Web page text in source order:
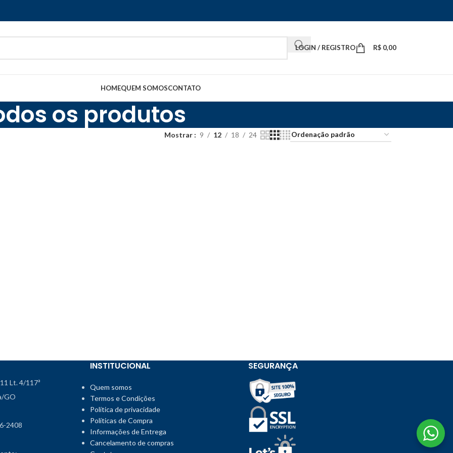
LOGIN / REGISTRO R$ 0,00
HOMEQUEM SOMOSCONTATO
os produtos
Mostrar 9 12 18 24
Lt. 4/117ª
GO
2408
INSTITUCIONAL
Quem somos
Termos e Condições
Política de privacidade
Políticas de Compra
Informações de Entrega
Cancelamento de compras
SEGURANÇA